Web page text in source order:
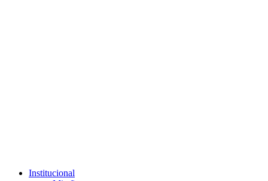
Institucional